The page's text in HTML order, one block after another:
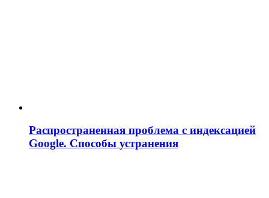
Распространенная проблема с индексацией
Google. Способы устранения